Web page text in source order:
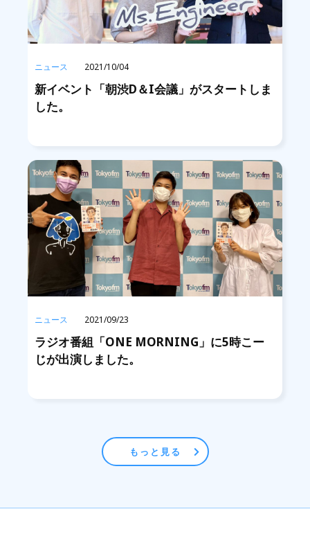
ニュース 2021/10/04
新イベント「朝渋D＆I会議」がスタートしま
した。
ニュース 2021/09/23
ラジオ番組「ONE MORNING」に5時こー
じが出演しました。
もっと見る